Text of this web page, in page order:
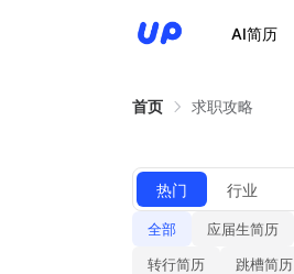
AI简历
首页 求职攻略
热门 行业
全部 应届生简历
转行简历
跳槽简历